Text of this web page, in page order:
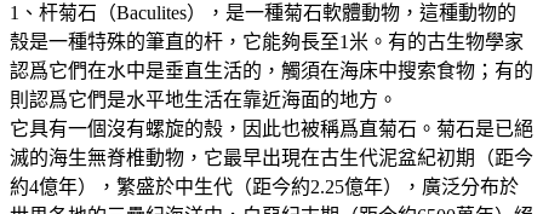
1、杆菊石（Baculites），是一種菊石軟體動物，這種動物的
殼是一種特殊的筆直的杆，它能夠長至1米。有的古生物學家
認爲它們在水中是垂直生活的，觸須在海床中搜索食物；有的
則認爲它們是水平地生活在靠近海面的地方。
它具有一個沒有螺旋的殼，因此也被稱爲直菊石。菊石是已絕
滅的海生無脊椎動物，它最早出現在古生代泥盆紀初期（距今
約4億年），繁盛於中生代（距今約2.25億年），廣泛分布於